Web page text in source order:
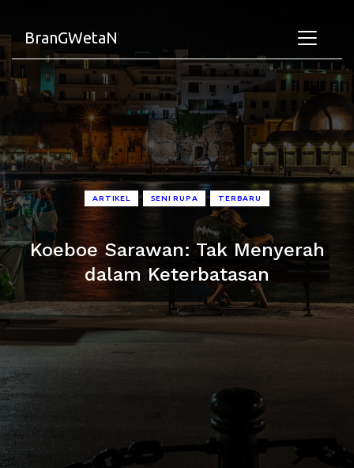
BranGWetaN
ARTIKEL • SENI RUPA • TERBARU
Koeboe Sarawan: Tak Menyerah
dalam Keterbatasan